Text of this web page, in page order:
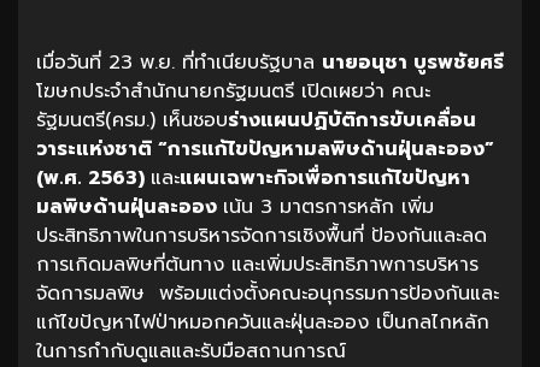
เมื่อวันที่ 23 พ.ย. ที่ทำเนียบรัฐบาล นายอนุชา บูรพชัยศรี
โฆษกประจำสำนักนายกรัฐมนตรี เปิดเผยว่า คณะ
รัฐมนตรี(ครม.) เห็นชอบร่างแผนปฏิบัติการขับเคลื่อน
วาระแห่งชาติ “การแก้ไขปัญหามลพิษด้านฝุ่นละออง”
(พ.ศ. 2563) และแผนเฉพาะกิจเพื่อการแก้ไขปัญหา
มลพิษด้านฝุ่นละออง เน้น 3 มาตรการหลัก เพิ่ม
ประสิทธิภาพในการบริหารจัดการเชิงพื้นที่ ป้องกันและลด
การเกิดมลพิษที่ต้นทาง และเพิ่มประสิทธิภาพการบริหาร
จัดการมลพิษ พร้อมแต่งตั้งคณะอนุกรรมการป้องกันและ
แก้ไขปัญหาไฟป่าหมอกควันและฝุ่นละออง เป็นกลไกหลัก
ในการกำกับดูแลและรับมือสถานการณ์